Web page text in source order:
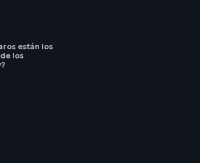
están los
los